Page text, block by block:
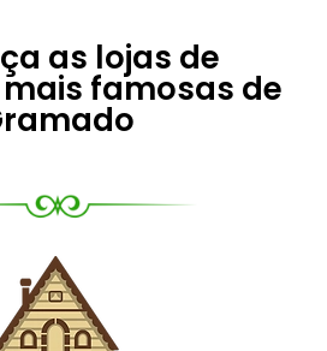
as lojas de
famosas de